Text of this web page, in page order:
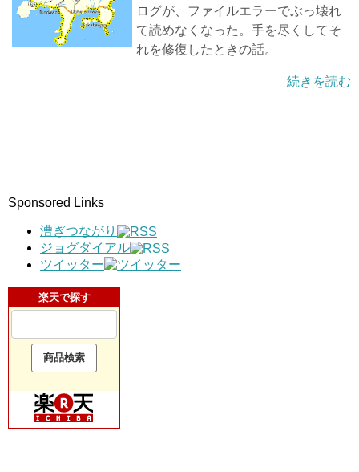
ログが、ファイルエラーでぶっ壊れ
て読めなくなった。手を尽くしてそ
れを修復したときの話。
続きを読む
Sponsored Links
漕ぎつながり
ジョグダイアル
ツイッター
楽天で探す